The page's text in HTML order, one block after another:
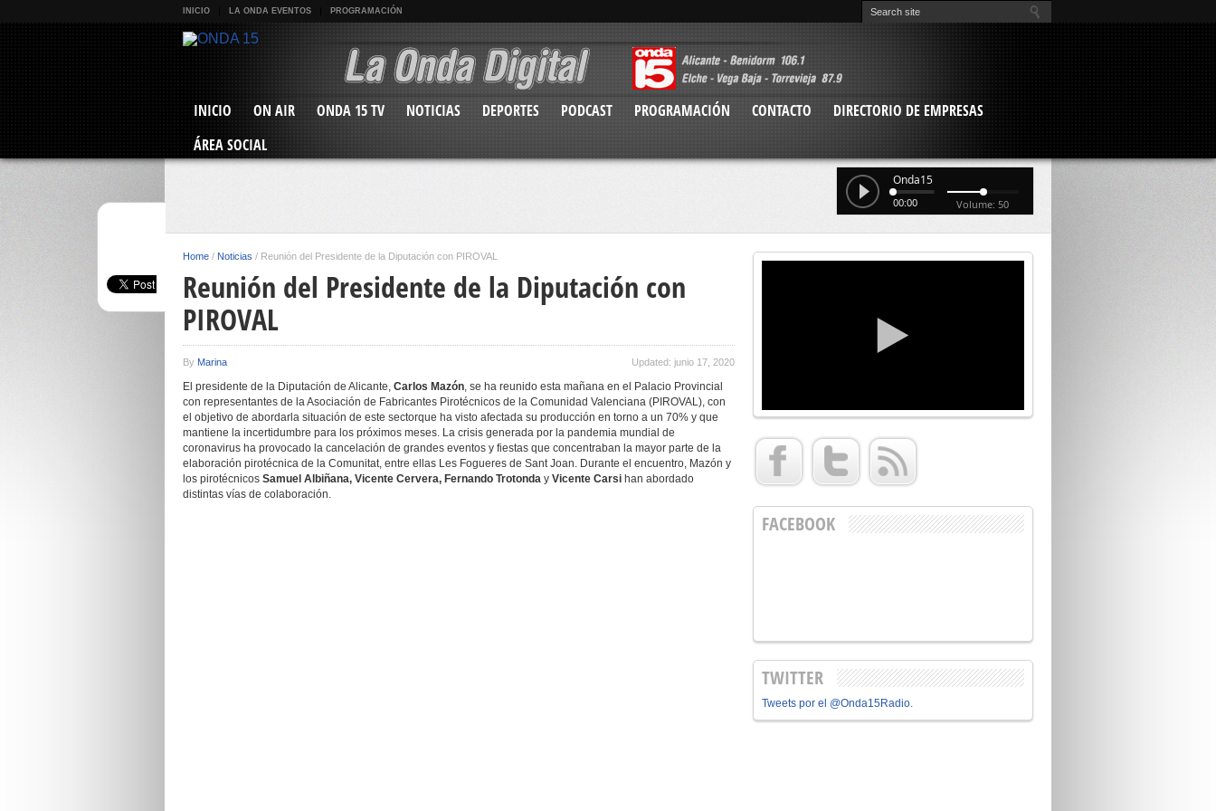
INICIO LA ONDA EVENTOS PROGRAMACIÓN
INICIO ON AIR ONDA 15 TV NOTICIAS DEPORTES PODCAST PROGRAMACIÓN CONTACTO
DIRECTORIO DE EMPRESAS
ÁREA SOCIAL
Onda15
00:00 Volume: 50
Home / Noticias / Reunión del Presidente de la Diputación con PIROVAL
Reunión del Presidente de la Diputación con
PIROVAL
By Marina Updated: junio 17, 2020
El presidente de la Diputación de Alicante, Carlos Mazón, se ha reunido esta mañana en el Palacio Provincial
con representantes de la Asociación de Fabricantes Pirotécnicos de la Comunidad Valenciana (PIROVAL), con
el objetivo de abordarla situación de este sectorque ha visto afectada su producción en torno a un 70% y que
mantiene la incertidumbre para los próximos meses. La crisis generada por la pandemia mundial de
coronavirus ha provocado la cancelación de grandes eventos y fiestas que concentraban la mayor parte de la
elaboración pirotécnica de la Comunitat, entre ellas Les Fogueres de Sant Joan. Durante el encuentro, Mazón y
los pirotécnicos Samuel Albiñana, Vicente Cervera, Fernando Trotonda y Vicente Carsi han abordado
distintas vías de colaboración.
FACEBOOK
TWITTER
Tweets por el @Onda15Radio.